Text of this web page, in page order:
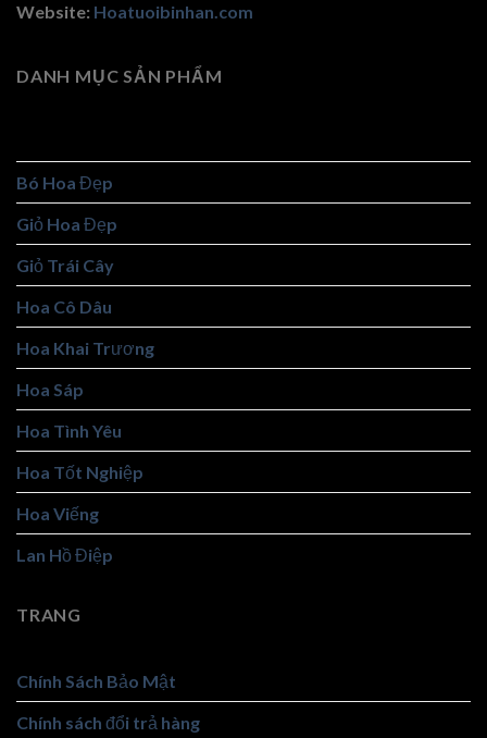
Website: Hoatuoibinhan.com
DANH MỤC SẢN PHẨM
Bó Hoa Đẹp
Giỏ Hoa Đẹp
Giỏ Trái Cây
Hoa Cô Dâu
Hoa Khai Trương
Hoa Sáp
Hoa Tình Yêu
Hoa Tốt Nghiệp
Hoa Viếng
Lan Hồ Điệp
TRANG
Chính Sách Bảo Mật
Chính sách đổi trả hàng